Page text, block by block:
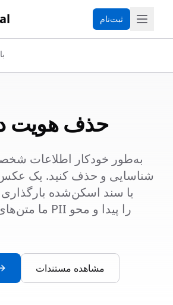
ثبت‌نام
حذف هویت
به‌طور خودکار اطلاعات
شناسایی و حذف کنید. یک
یا سند اسکن‌شده
مشاهده مستندات